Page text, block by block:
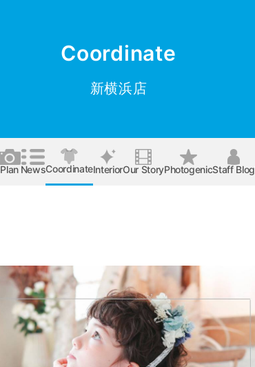
Coordinate
新横浜店
Plan NewsCoordinateInteriorOur StoryPhotogenicStaff Blog